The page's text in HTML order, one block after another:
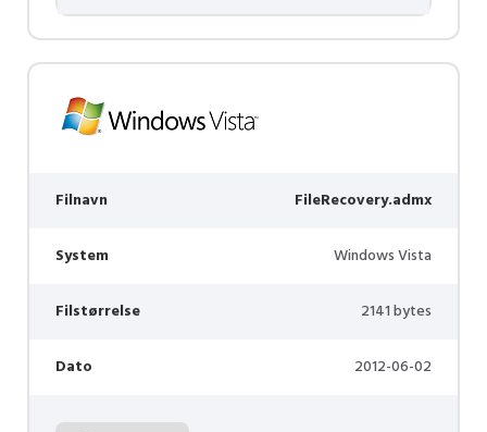
Filnavn FileRecovery.admx
System Windows Vista
Filstørrelse 2141 bytes
Dato 2012-06-02